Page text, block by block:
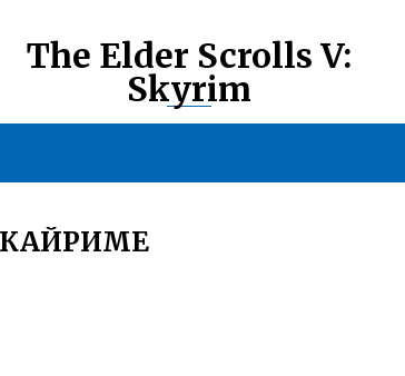
The Elder Scrolls V:
Skyrim